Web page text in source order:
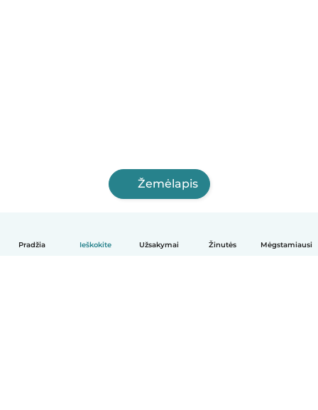
Pradžia Ieškokite Užsakymai Žinutės Mėgstamiausi
Žemėlapis